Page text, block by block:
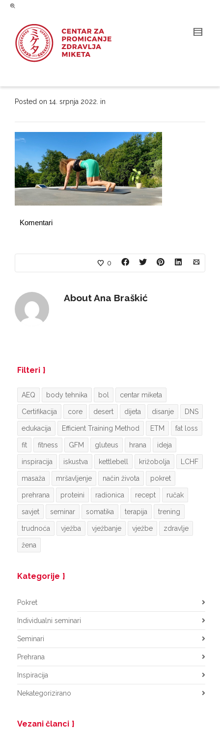
Posted on 14. srpnja 2022. in
Komentari
0
AboutAna Braškić
Filteri
AEQ body tehnika bol centar miketa
Certifikacija core desert dijeta disanje DNS
edukacija Efficient Training Method ETM fat loss
fit fitness GFM gluteus hrana ideja
inspiracija iskustva kettlebell križobolja LCHF
masaža mršavljenje način života pokret
prehrana proteini radionica recept ručak
savjet seminar somatika terapija trening
trudnoća vježba vježbanje vježbe zdravlje
žena
Kategorije
Pokret
Individualni seminari
Seminari
Prehrana
Inspiracija
Nekategorizirano
Vezani članci